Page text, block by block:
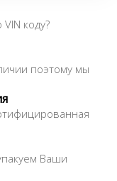
суппорты,
среднее
компенсируется
что в
практически
коду?
поэтому мы
Ваши